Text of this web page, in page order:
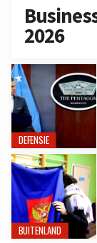
2026
DEFENSIE
BUITENLAND